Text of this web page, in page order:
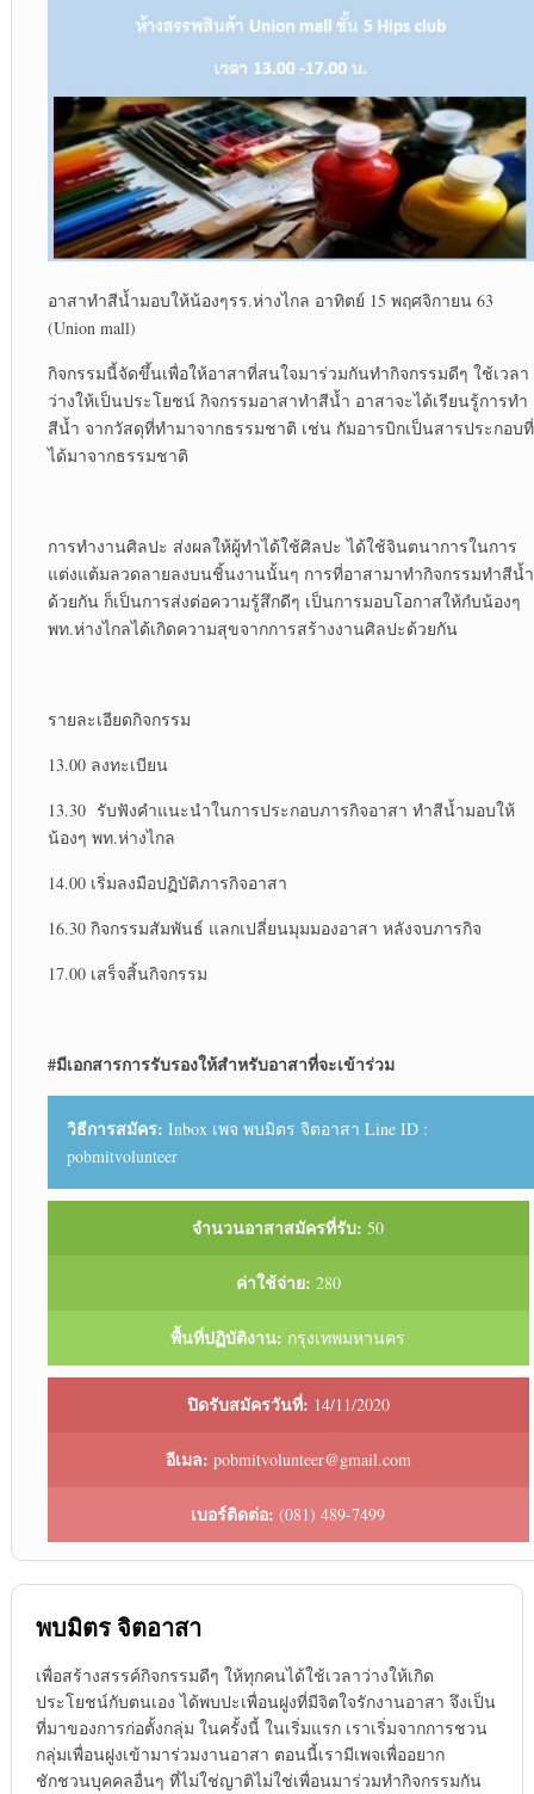
อาสาทำสีน้ำมอบให้น้องๆรร.ห่างไกล อาทิตย์ 15 พฤศจิกายน 63
(Union mall)
กิจกรรมนี้จัดขึ้นเพื่อให้อาสาที่สนใจมาร่วมกันทำกิจกรรมดีๆ ใช้เวลา
ว่างให้เป็นประโยชน์ กิจกรรมอาสาทำสีน้ำ อาสาจะได้เรียนรู้การทำ
สีน้ำ จากวัสดุที่ทำมาจากธรรมชาติ เช่น กัมอารบิกเป็นสารประกอบที่
ได้มาจากธรรมชาติ
การทำงานศิลปะ ส่งผลให้ผู้ทำได้ใช้ศิลปะ ได้ใช้จินตนาการในการ
แต่งแต้มลวดลายลงบนชิ้นงานนั้นๆ การที่อาสามาทำกิจกรรมทำสีน้ำ
ด้วยกัน ก็เป็นการส่งต่อความรู้สึกดีๆ เป็นการมอบโอกาสให้กํบน้องๆ
พท.ห่างไกลได้เกิดความสุขจากการสร้างงานศิลปะด้วยกัน
รายละเอียดกิจกรรม
13.00 ลงทะเบียน
13.30 รับฟังคำแนะนำในการประกอบภารกิจอาสา ทำสีน้ำมอบให้
น้องๆ พท.ห่างไกล
14.00 เริ่มลงมือปฏิบัติภารกิจอาสา
16.30 กิจกรรมสัมพันธ์ แลกเปลี่ยนมุมมองอาสา หลังจบภารกิจ
17.00 เสร็จสิ้นกิจกรรม
#มีเอกสารการรับรองให้สำหรับอาสาที่จะเข้าร่วม
วิธีการสมัคร: Inbox เพจ พบมิตร จิตอาสา Line ID :
pobmitvolunteer
จำนวนอาสาสมัครที่รับ: 50
ค่าใช้จ่าย: 280
พื้นที่ปฏิบัติงาน: กรุงเทพมหานคร
ปิดรับสมัครวันที่: 14/11/2020
อีเมล: pobmitvolunteer@gmail.com
เบอร์ติดต่อ: (081) 489-7499
พบมิตร จิตอาสา
เพื่อสร้างสรรค์กิจกรรมดีๆ ให้ทุกคนได้ใช้เวลาว่างให้เกิด
ประโยชน์กับตนเอง ได้พบปะเพื่อนฝูงที่มีจิตใจรักงานอาสา จึงเป็น
ที่มาของการก่อตั้งกลุ่ม ในครั้งนี้ ในเริ่มแรก เราเริ่มจากการชวน
กลุ่มเพื่อนฝูงเข้ามาร่วมงานอาสา ตอนนี้เรามีเพจเพื่ออยาก
ชักชวนบุคคลอื่นๆ ที่ไม่ใช่ญาติไม่ใช่เพื่อนมาร่วมทำกิจกรรมกัน